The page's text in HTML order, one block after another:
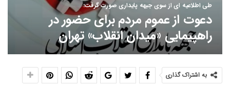
طی اطلاعیه ای از سوی جبهه پایداری صورت گرفت:
دعوت از عموم مردم برای حضور در
راهپیمایی «میدان انقلاب» تهران
به اشتراک گذاری